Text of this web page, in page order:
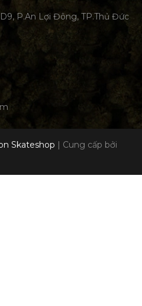
P.An Lợi Đông, TP.Thủ Đức
Skateshop | Cung cấp bởi